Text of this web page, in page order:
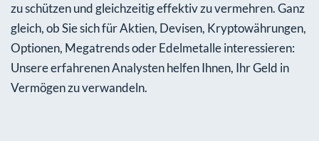
zu schützen und gleichzeitig effektiv zu vermehren. Ganz
gleich, ob Sie sich für Aktien, Devisen, Kryptowährungen,
Optionen, Megatrends oder Edelmetalle interessieren:
Unsere erfahrenen Analysten helfen Ihnen, Ihr Geld in
Vermögen zu verwandeln.